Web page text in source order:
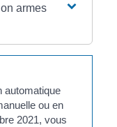
armes
automatique
ou en
2021, vous